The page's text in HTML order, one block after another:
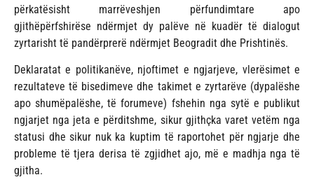
përkatësisht marrëveshjen përfundimtare apo
gjithëpërfshirëse ndërmjet dy palëve në kuadër të dialogut
zyrtarisht të pandërprerë ndërmjet Beogradit dhe Prishtinës.
Deklaratat e politikanëve, njoftimet e ngjarjeve, vlerësimet e
rezultateve të bisedimeve dhe takimet e zyrtarëve (dypalëshe
apo shumëpalëshe, të forumeve) fshehin nga sytë e publikut
ngjarjet nga jeta e përditshme, sikur gjithçka varet vetëm nga
statusi dhe sikur nuk ka kuptim të raportohet për ngjarje dhe
probleme të tjera derisa të zgjidhet ajo, më e madhja nga të
gjitha.